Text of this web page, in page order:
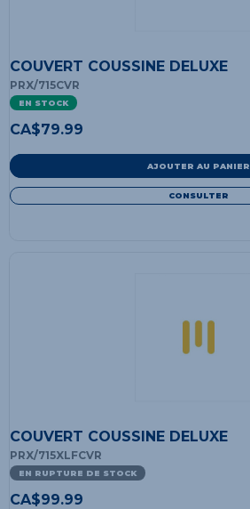
COUVERT COUSSINE DELUXE
PRX/715CVR
EN STOCK
CA$79.99
AJOUTER AU PANIER
CONSULTER
COUVERT COUSSINE DELUXE
PRX/715XLFCVR
EN RUPTURE DE STOCK
CA$99.99